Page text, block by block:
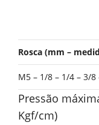
Rosca (mm –
M5 – 1/8 – 1/4 – 3/8
Pressão
Kgf/cm)